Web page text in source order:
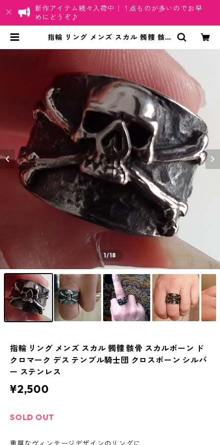
新作アイテム続々入荷中！１点ものが多いのでお早
めにどうぞ♪
指輪 リング メンズ スカル 髑髏 骸骨
ンプル騎士団 クロスボーン シルバ
ー ステンレス | ちゅらネット「にふ
ぇーでーびる」
1/18
指輪 リング メンズ スカル 髑髏 骸骨 スカルボーン ド
クロマーク デス テンプル騎士団 クロスボーン シルバ
ー ステンレス
¥2,500
SOLD OUT